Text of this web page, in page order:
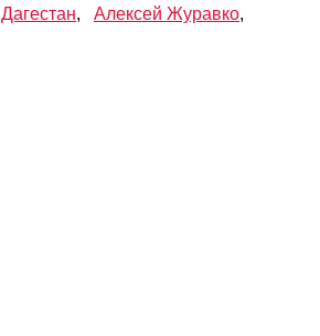
Дагестан, Алексей Журавко,